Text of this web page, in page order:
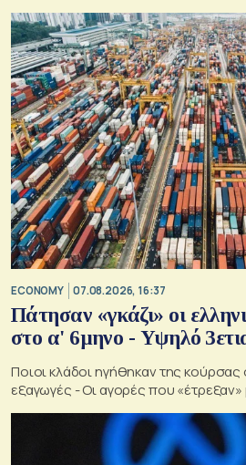
ECONOMY 07.08.2026, 16:37
Πάτησαν «γκάζι» οι
στο α' 6μηνο - Υψηλό
Ποιοι κλάδοι ηγήθηκαν της κούρσας
εξαγωγές - Οι αγορές που